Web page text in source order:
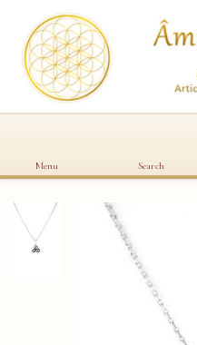
Menu Search